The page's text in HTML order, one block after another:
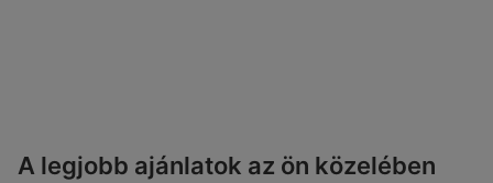
A legjobb ajánlatok az ön közelében